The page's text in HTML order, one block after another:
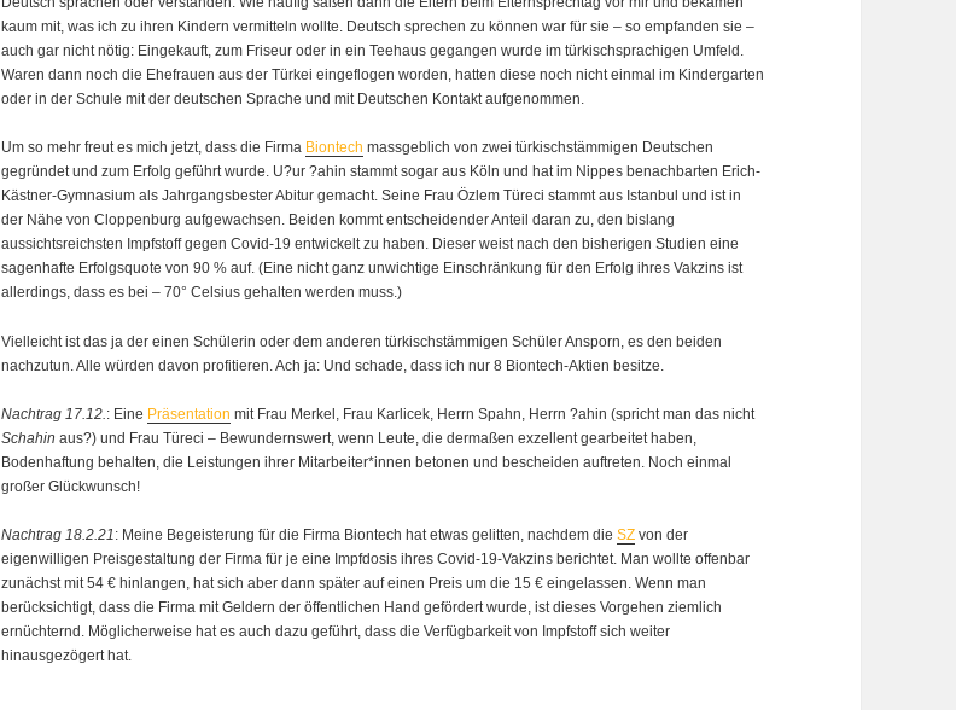
kaum mit, was ich zu ihren Kindern vermitteln wollte. Deutsch sprechen zu können war für sie – so empfanden sie –
auch gar nicht nötig: Eingekauft, zum Friseur oder in ein Teehaus gegangen wurde im türkischsprachigen Umfeld.
Waren dann noch die Ehefrauen aus der Türkei eingeflogen worden, hatten diese noch nicht einmal im Kindergarten
oder in der Schule mit der deutschen Sprache und mit Deutschen Kontakt aufgenommen.
Um so mehr freut es mich jetzt, dass die Firma Biontech massgeblich von zwei türkischstämmigen Deutschen
gegründet und zum Erfolg geführt wurde. U?ur ?ahin stammt sogar aus Köln und hat im Nippes benachbarten Erich-
Kästner-Gymnasium als Jahrgangsbester Abitur gemacht. Seine Frau Özlem Türeci stammt aus Istanbul und ist in
der Nähe von Cloppenburg aufgewachsen. Beiden kommt entscheidender Anteil daran zu, den bislang
aussichtsreichsten Impfstoff gegen Covid-19 entwickelt zu haben. Dieser weist nach den bisherigen Studien eine
sagenhafte Erfolgsquote von 90 % auf. (Eine nicht ganz unwichtige Einschränkung für den Erfolg ihres Vakzins ist
allerdings, dass es bei – 70° Celsius gehalten werden muss.)
Vielleicht ist das ja der einen Schülerin oder dem anderen türkischstämmigen Schüler Ansporn, es den beiden
nachzutun. Alle würden davon profitieren. Ach ja: Und schade, dass ich nur 8 Biontech-Aktien besitze.
Nachtrag 17.12. : Eine Präsentation mit Frau Merkel, Frau Karlicek, Herrn Spahn, Herrn ?ahin (spricht man das nicht
Schahin aus?) und Frau Türeci – Bewundernswert, wenn Leute, die dermaßen exzellent gearbeitet haben,
Bodenhaftung behalten, die Leistungen ihrer Mitarbeiter*innen betonen und bescheiden auftreten. Noch einmal
großer Glückwunsch!
Nachtrag 18.2.21: Meine Begeisterung für die Firma Biontech hat etwas gelitten, nachdem dieSZ von der
eigenwilligen Preisgestaltung der Firma für je eine Impfdosis ihres Covid-19-Vakzins berichtet. Man wollte offenbar
zunächst mit 54 € hinlangen, hat sich aber dann später auf einen Preis um die 15 € eingelassen. Wenn man
berücksichtigt, dass die Firma mit Geldern der öffentlichen Hand gefördert wurde, ist dieses Vorgehen ziemlich
ernüchternd. Möglicherweise hat es auch dazu geführt, dass die Verfügbarkeit von Impfstoff sich weiter
hinausgezögert hat.